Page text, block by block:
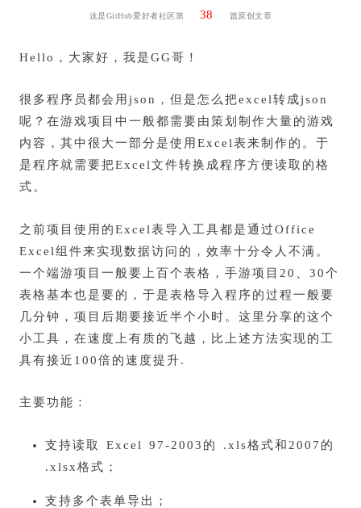
这是GitHub爱好者社区第 38 篇原创文章
Hello，大家好，我是GG哥！
很多程序员都会用json，但是怎么把excel转成json
呢？在游戏项目中一般都需要由策划制作大量的游戏
内容，其中很大一部分是使用Excel表来制作的。于
是程序就需要把Excel文件转换成程序方便读取的格
式。
之前项目使用的Excel表导入工具都是通过Office
Excel组件来实现数据访问的，效率十分令人不满。
一个端游项目一般要上百个表格，手游项目20、30个
表格基本也是要的，于是表格导入程序的过程一般要
几分钟，项目后期要接近半个小时。这里分享的这个
小工具，在速度上有质的飞越，比上述方法实现的工
具有接近100倍的速度提升.
主要功能：
支持读取 Excel 97-2003的 .xls格式和2007的
.xlsx格式；
支持多个表单导出；